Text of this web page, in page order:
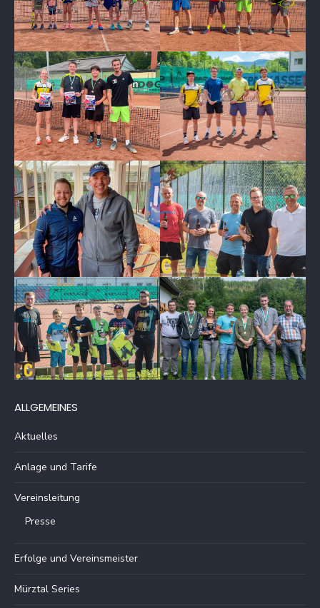
ALLGEMEINES
Aktuelles
Anlage und Tarife
Vereinsleitung
Presse
Erfolge und Vereinsmeister
Mürztal Series